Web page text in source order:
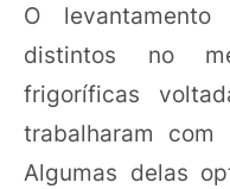
O
distintos no
frigoríficas
trabalharam com
Algumas delas